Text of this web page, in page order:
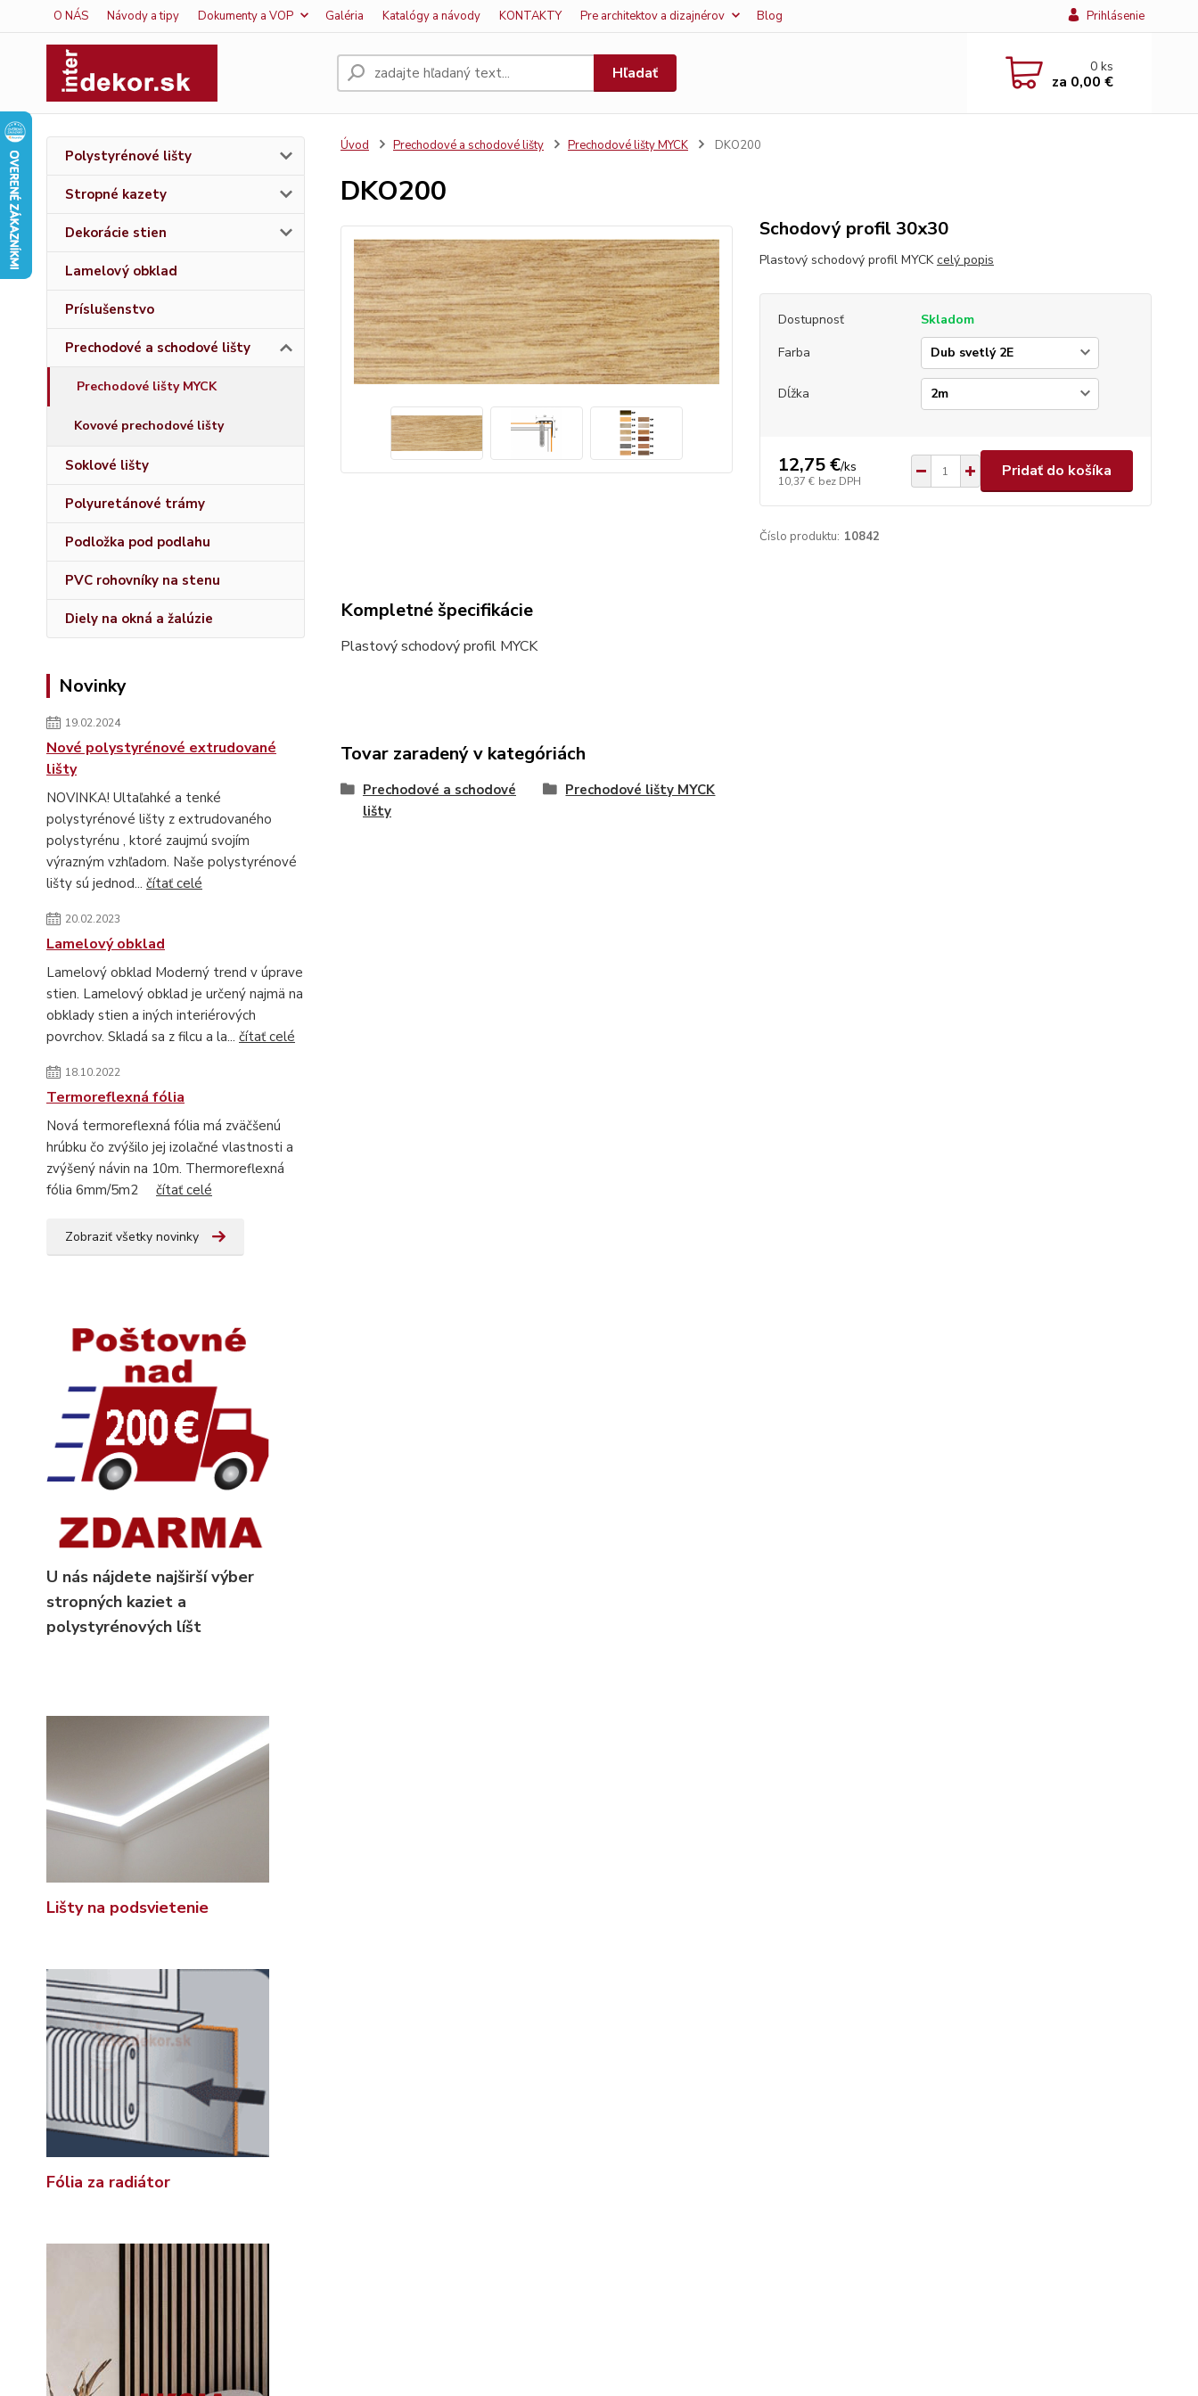
O NÁS Návody a tipy Dokumenty a VOP Galéria Katalógy a návody KONTAKTY Pre architektov a dizajnérov Blog Prihlásenie
Hľadať 0ks
za 0,00 €
Polystyrénové lišty
Stropné kazety
Dekorácie stien
Lamelový obklad
Príslušenstvo
Prechodové a schodové lišty
Prechodové lišty MYCK
Kovové prechodové lišty
Soklové lišty
Polyuretánové trámy
Podložka pod podlahu
PVC rohovníky na stenu
Diely na okná a žalúzie
Novinky
19.02.2024
Nové polystyrénové extrudované
lišty
NOVINKA! Ultaľahké a tenké
polystyrénové lišty z extrudovaného
polystyrénu , ktoré zaujmú svojím
výrazným vzhľadom. Naše polystyrénové
lišty sú jednod... čítať celé
20.02.2023
Lamelový obklad
Lamelový obklad Moderný trend v úprave
stien. Lamelový obklad je určený najmä na
obklady stien a iných interiérových
povrchov. Skladá sa z filcu a la... čítať celé
18.10.2022
Termoreflexná fólia
Nová termoreflexná fólia má zväčšenú
hrúbku čo zvýšilo jej izolačné vlastnosti a
zvýšený návin na 10m. Thermoreflexná
fólia 6mm/5m2 čítať celé
Zobraziť všetky novinky
U nás nájdete najširší výber
stropných kaziet a
polystyrénových líšt
Lišty na podsvietenie
Fólia za radiátor
Úvod Prechodové a schodové lišty Prechodové lišty MYCK DKO200
DKO200
Schodový profil 30x30
Plastový schodový profil MYCKcelý popis
Dostupnosť
Skladom
Farba
Dĺžka
12,75 €/ks
10,37 € bez DPH
Pridať do košíka
Číslo produktu: 10842
Kompletné špecifikácie
Plastový schodový profil MYCK
Tovar zaradený v kategóriách
Prechodové a schodové
lišty
Prechodové lišty MYCK